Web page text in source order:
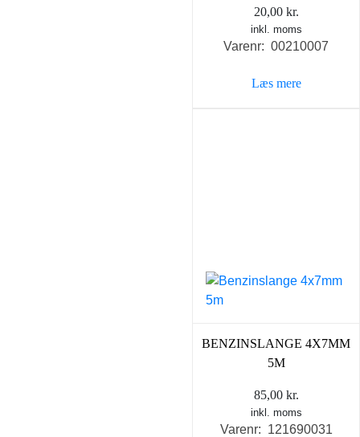
20,00 kr.
inkl. moms
Varenr: 00210007
Læs mere
BENZINSLANGE 4X7MM
5M
85,00 kr.
inkl. moms
Varenr: 121690031